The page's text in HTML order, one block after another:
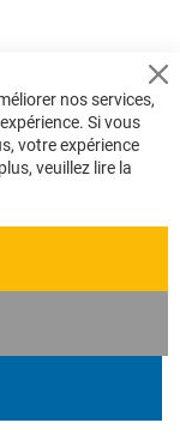
nos services,
Si vous
votre expérience
veuillez lire la